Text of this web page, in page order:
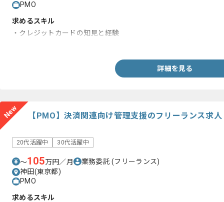
PMO
求めるスキル
・クレジットカードの知見と経験
詳細を見る
New 【PMO】決済関連向け管理支援のフリーランス求
20代活躍中 30代活躍中
〜105万円／月 業務委託(フリーランス)
神田(東京都)
PMO
求めるスキル